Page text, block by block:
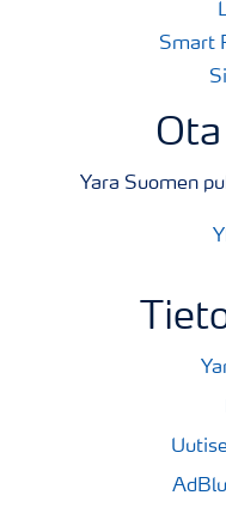
Smart
Yara Suomen